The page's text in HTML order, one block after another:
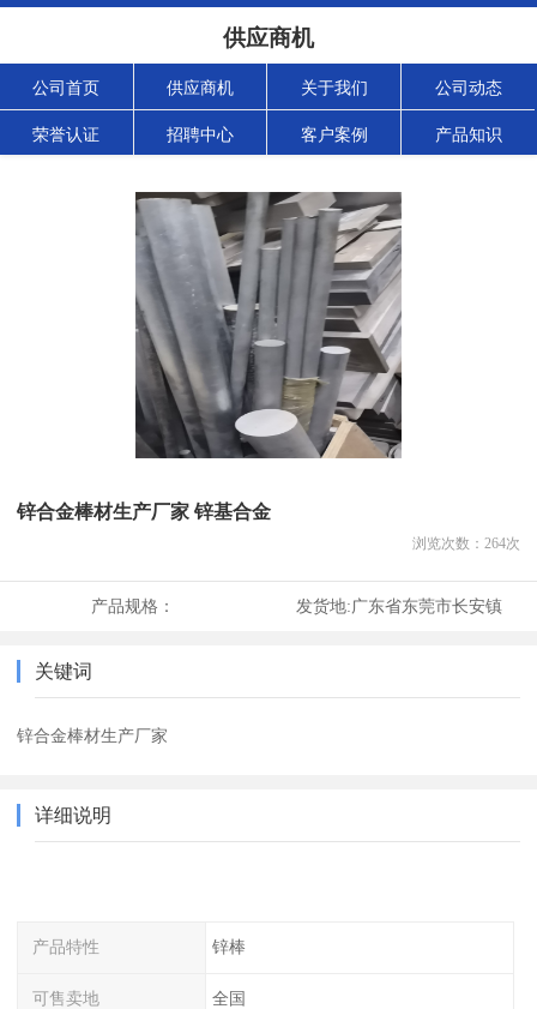
供应商机
公司首页 供应商机 关于我们 公司动态
荣誉认证 招聘中心 客户案例 产品知识
锌合金棒材生产厂家 锌基合金
浏览次数： 264次
产品规格： 发货地:广东省东莞市长安镇
关键词
锌合金棒材生产厂家
详细说明
产品特性 锌棒
可售卖地 全国